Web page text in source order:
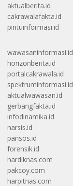
aktualberita.id
cakrawalafakta.id
pintuinformasi.id
wawasaninformasi.id
horizonberita.id
portalcakrawala.id
spektruminformasi.id
aktualwawasan.id
gerbangfakta.id
infodinamika.id
narsis.id
pansos.id
forensik.id
hardiknas.com
pakcoy.com
harpitnas.com